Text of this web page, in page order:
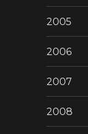
2005
2006
2007
2008